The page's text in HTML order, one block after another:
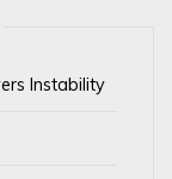
Instability